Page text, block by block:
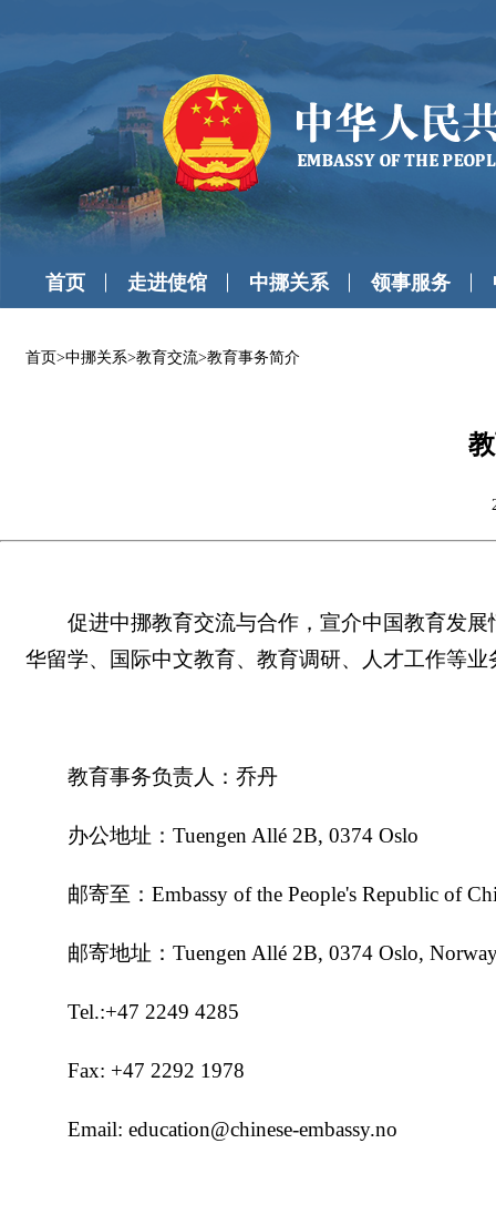
首页 走进使馆 中挪关系 领事服务
首页>中挪关系>教育交流>教育事务简介
促进中挪教育交流与合作，宣介中国教育发
华留学、国际中文教育、教育调研、人才工作等
教育事务负责人：乔丹
办公地址：Tuengen Allé 2B, 0374 Oslo
邮寄至：Embassy of the People's Republic of
邮寄地址：Tuengen Allé 2B, 0374 Oslo,
Tel.:+47 2249 4285
Fax: +47 2292 1978
Email: education@chinese-embassy.no